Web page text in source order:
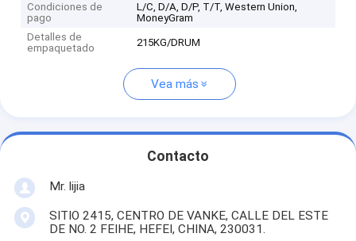
Condiciones de
pago
L/C, D/A, D/P, T/T, Western Union,
MoneyGram
Detalles de
empaquetado
215KG/DRUM
Vea más
Contacto
Mr. lijia
SITIO 2415, CENTRO DE VANKE, CALLE DEL ESTE
DE NO. 2 FEIHE, HEFEI, CHINA, 230031.